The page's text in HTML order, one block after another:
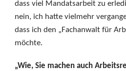
dass viel Mandatsarbeit zu
nein, ich hatte vielmehr
dass ich den „Fachanwalt für
möchte.
„Wie, Sie machen auch